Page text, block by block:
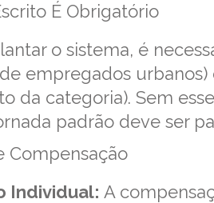
É Obrigatório
o sistema, é
empregados
da categoria). Sem
padrão deve ser
Compensação
Individual: A